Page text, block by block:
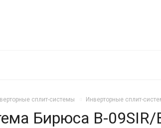
сплит-системы Инверторные сплит-
Бирюса B-09SIR/